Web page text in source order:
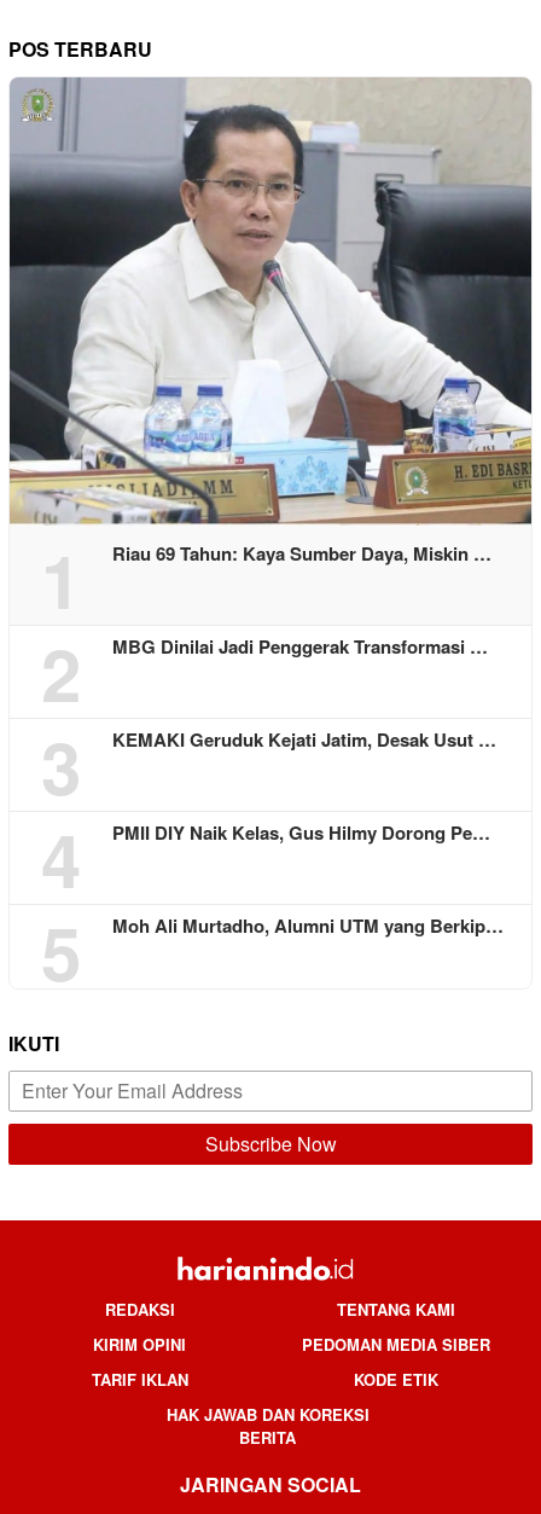
POS TERBARU
1 Riau 69 Tahun: Kaya Sumber Daya, Miskin …
2 MBG Dinilai Jadi Penggerak Transformasi …
3 KEMAKI Geruduk Kejati Jatim, Desak Usut …
4 PMII DIY Naik Kelas, Gus Hilmy Dorong Pe…
5 Moh Ali Murtadho, Alumni UTM yang Berkip…
IKUTI
REDAKSI
TENTANG KAMI
KIRIM OPINI
PEDOMAN MEDIA SIBER
TARIF IKLAN
KODE ETIK
HAK JAWAB DAN KOREKSI
BERITA
JARINGAN SOCIAL